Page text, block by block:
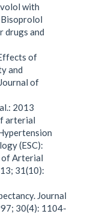
with
drugs and
of
and
of
2013
arterial
(ESC):
of Arterial
31(10):
Journal
30(4): 1104-